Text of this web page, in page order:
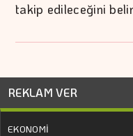
takip edileceğini
REKLAM VER
EKONOMİ